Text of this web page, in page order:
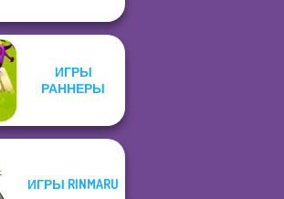
ИГРЫ
РАННЕРЫ
ИГРЫ RINMARU